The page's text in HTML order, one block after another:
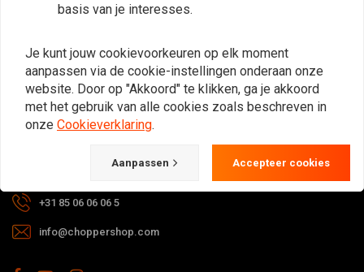
levertijden, retouren & reparaties of
algemene informatie kun je altijd op
één van de onderstaande manieren
Gotenburgweg 46a, 9723 TM Groningen (The Netherlands)
+31 85 06 06 06 5
info@choppershop.com
basis van je interesses.
Je kunt jouw cookievoorkeuren op elk moment
aanpassen via de cookie-instellingen onderaan onze
website. Door op "Akkoord" te klikken, ga je akkoord
met het gebruik van alle cookies zoals beschreven in
onze Cookieverklaring.
Aanpassen Accepteer cookies